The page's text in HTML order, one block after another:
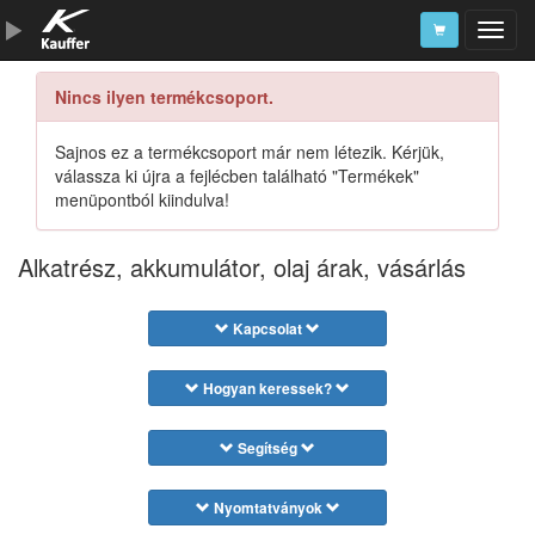
Szerszámkatalógus
Kosár
Alkatrészek
Nincs ilyen termékcsoport.
Sajnos ez a termékcsoport már nem létezik. Kérjük,
válassza ki újra a fejlécben található "Termékek"
menüpontból kiindulva!
Alkatrész, akkumulátor, olaj árak, vásárlás
Kapcsolat
Hogyan keressek?
Segítség
Nyomtatványok